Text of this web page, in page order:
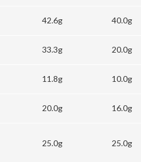
ミュージアム）
していること
42.6g 40.0g
33.3g 20.0g
11.8g 10.0g
20.0g 16.0g
25.0g 25.0g